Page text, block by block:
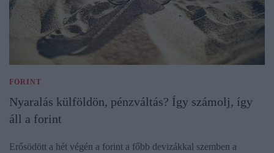
FORINT
Nyaralás külföldön, pénzváltás? Így számolj, így
áll a forint
Erősödött a hét végén a forint a főbb devizákkal szemben a